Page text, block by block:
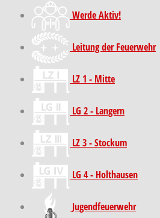
Werde Aktiv!
Leitung der Feuerwehr
LZ 1 - Mitte
LG 2 - Langern
LZ 3 - Stockum
LG 4 - Holthausen
Jugendfeuerwehr